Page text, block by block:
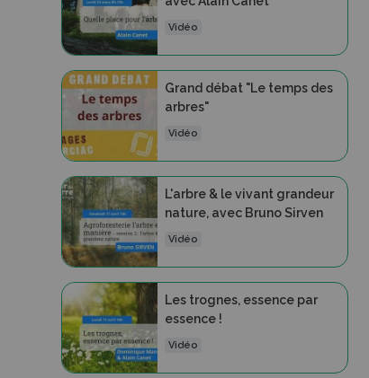
Vidéo
Grand débat "Le temps des
arbres"
Vidéo
L'arbre & le vivant grandeur
nature, avec Bruno Sirven
Vidéo
Les trognes, essence par
essence !
Vidéo